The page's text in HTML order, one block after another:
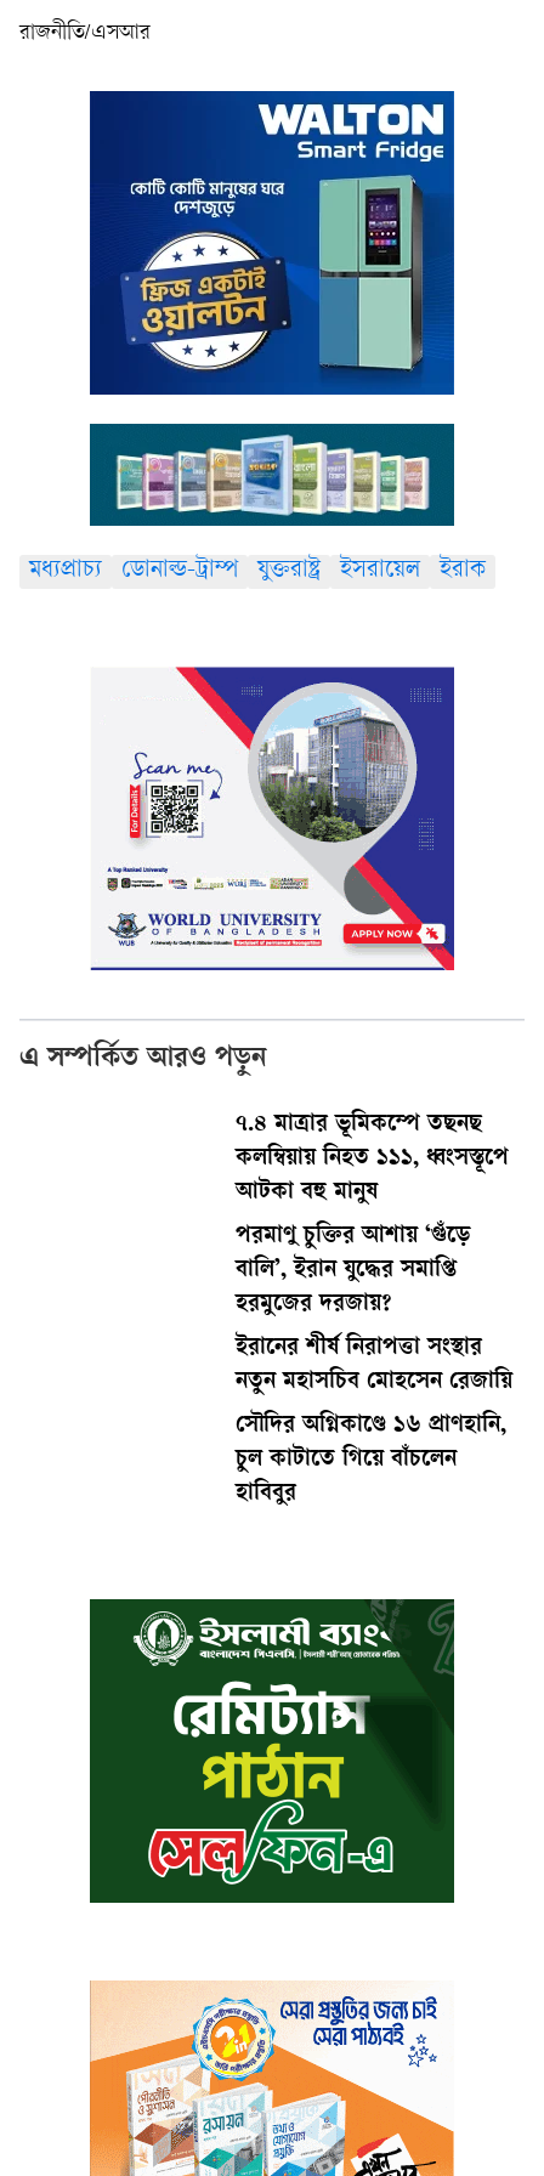
রাজনীতি/এসআর
মধ্যপ্রাচ্য ডোনাল্ড-ট্রাম্প যুক্তরাষ্ট্র ইসরায়েল ইরাক
এ সম্পর্কিত আরও পড়ুন
৭.৪ মাত্রার ভূমিকম্পে তছনছ
কলম্বিয়ায় নিহত ১১১, ধ্বংসস্তূপে
আটকা বহু মানুষ
পরমাণু চুক্তির আশায় ‘গুঁড়ে
বালি’, ইরান যুদ্ধের সমাপ্তি
হরমুজের দরজায়?
ইরানের শীর্ষ নিরাপত্তা সংস্থার
নতুন মহাসচিব মোহসেন রেজায়ি
সৌদির অগ্নিকাণ্ডে ১৬ প্রাণহানি,
চুল কাটাতে গিয়ে বাঁচলেন
হাবিবুর